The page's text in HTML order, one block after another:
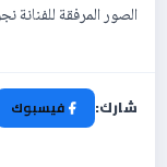
الصور المرفقة للفنانة
شارك: فيسبوك